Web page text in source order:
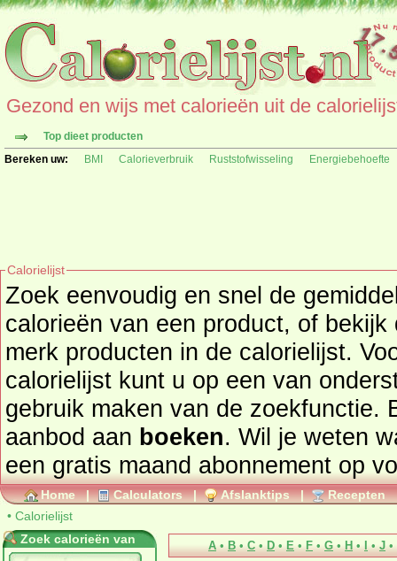
Gezond en wijs met calorieën uit de
Top dieet producten
Bereken uw:
BMI Calorieverbruik Ruststofwisseling Energiebehoefte
Calorielijst
Zoek eenvoudig en snel de
calorieën van een product, of
merk producten in de calorielijst.
calorielijst kunt u op een van
gebruik maken van de zoekfunctie.
aanbod aan boeken. Wil je weten
een gratis maand abonnement op
Home | Calculators | Afslanktips | Recepten
• Calorielijst
Zoek calorieën van
A • B • C • D • E • F • G • H • • J •